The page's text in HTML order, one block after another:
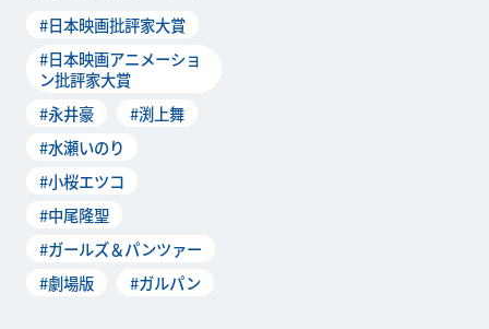
2016年5月26日(
#日本映画批評家大賞
#日本映画アニメーショ
ン批評家大賞
#永井豪
#渕上舞
#水瀬いのり
#小桜エツコ
#中尾隆聖
#ガールズ＆パンツァー
#劇場版
#ガルパン